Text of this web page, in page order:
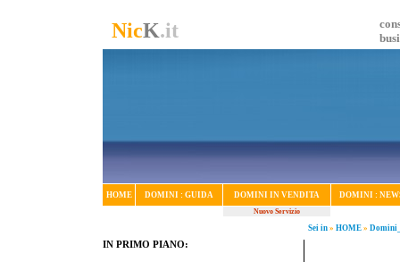
NicK.it
HOME DOMINI : GUIDA DOMINI IN VENDITA DOMINI :
Nuovo Servizio
Sei in » HOME »
IN PRIMO PIANO: